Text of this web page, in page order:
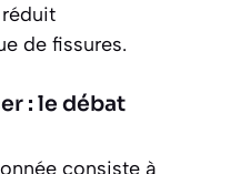
de fissures.
: le débat
consiste à